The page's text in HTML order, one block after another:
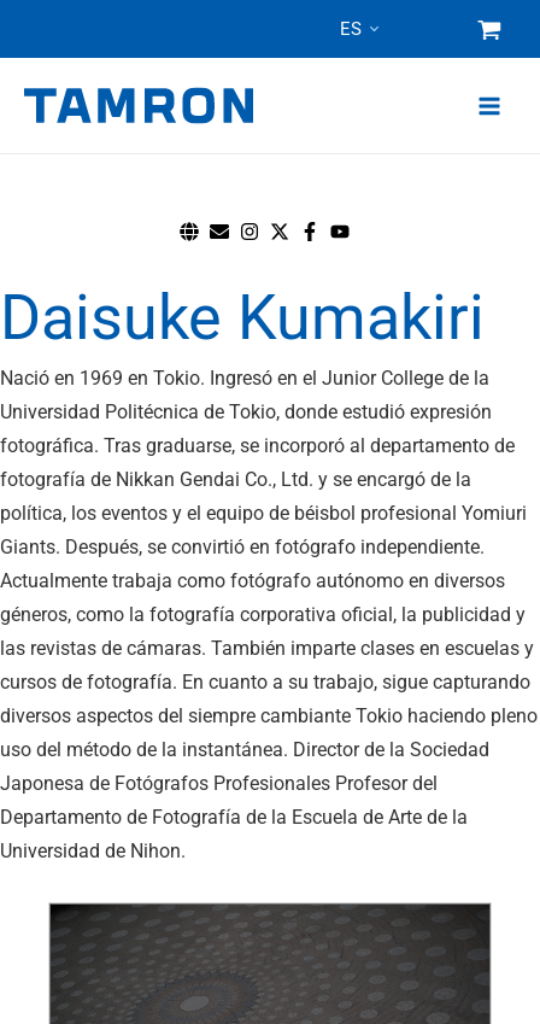
contenido
ES
Daisuke Kumakiri
Nació en 1969 en Tokio. Ingresó en el Junior College de la
Universidad Politécnica de Tokio, donde estudió expresión
fotográfica. Tras graduarse, se incorporó al departamento de
fotografía de Nikkan Gendai Co., Ltd. y se encargó de la
política, los eventos y el equipo de béisbol profesional Yomiuri
Giants. Después, se convirtió en fotógrafo independiente.
Actualmente trabaja como fotógrafo autónomo en diversos
géneros, como la fotografía corporativa oficial, la publicidad y
las revistas de cámaras. También imparte clases en escuelas y
cursos de fotografía. En cuanto a su trabajo, sigue capturando
diversos aspectos del siempre cambiante Tokio haciendo pleno
uso del método de la instantánea. Director de la Sociedad
Japonesa de Fotógrafos Profesionales Profesor del
Departamento de Fotografía de la Escuela de Arte de la
Universidad de Nihon.